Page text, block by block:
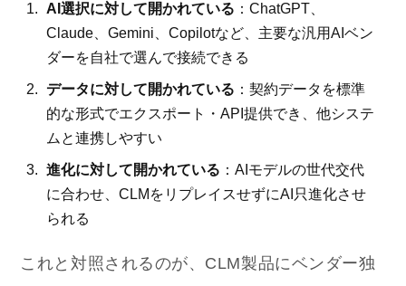
AI選択に対して開かれている ：ChatGPT、
Claude、Gemini、Copilotなど、主要な汎用AIベン
ダーを自社で選んで接続できる
データに対して開かれている ：契約データを標準
的な形式でエクスポート・API提供でき、他システ
ムと連携しやすい
進化に対して開かれている ：AIモデルの世代交代
に合わせ、CLMをリプレイスせずにAI只進化させ
られる
これと対照されるのが、CLM製品にベンダー独